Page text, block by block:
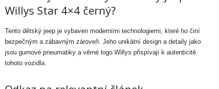
Willys Star 4×4 černý?
Tento dětský jeep je vybaven moderními technologiemi, které ho činí
bezpečným a zábavným zároveň. Jeho unikátní design a detaily jako
jsou gumové pneumatiky a věrné logo Willys přispívají k autenticitě
tohoto vozidla.